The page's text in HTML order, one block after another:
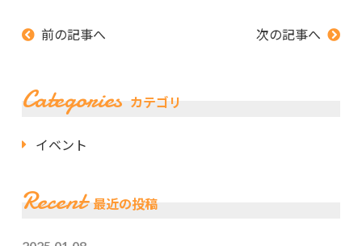
前の記事へ 次の記事へ
Categories カテゴリ
イベント
Recent 最近の投稿